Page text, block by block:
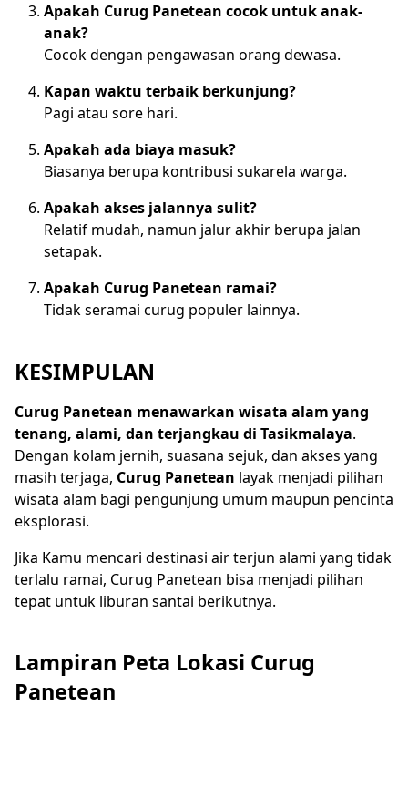
Apakah Curug Panetean cocok untuk anak-
anak?
Cocok dengan pengawasan orang dewasa.
Kapan waktu terbaik berkunjung?
Pagi atau sore hari.
Apakah ada biaya masuk?
Biasanya berupa kontribusi sukarela warga.
Apakah akses jalannya sulit?
Relatif mudah, namun jalur akhir berupa jalan
setapak.
Apakah Curug Panetean ramai?
Tidak seramai curug populer lainnya.
KESIMPULAN
Curug Panetean menawarkan wisata alam yang
tenang, alami, dan terjangkau di Tasikmalaya.
Dengan kolam jernih, suasana sejuk, dan akses yang
masih terjaga, Curug Panetean layak menjadi pilihan
wisata alam bagi pengunjung umum maupun pencinta
eksplorasi.
Jika Kamu mencari destinasi air terjun alami yang tidak
terlalu ramai, Curug Panetean bisa menjadi pilihan
tepat untuk liburan santai berikutnya.
Lampiran Peta Lokasi Curug
Panetean